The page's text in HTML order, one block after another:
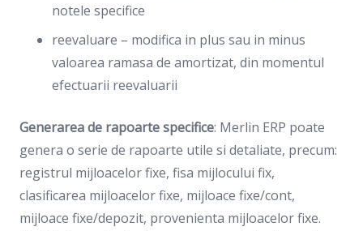
notele specifice
reevaluare – modifica in plus sau in minus
valoarea ramasa de amortizat, din momentul
efectuarii reevaluarii
Generarea de rapoarte specifice: Merlin ERP poate
genera o serie de rapoarte utile si detaliate, precum:
registrul mijloacelor fixe, fisa mijlocului fix,
clasificarea mijloacelor fixe, mijloace fixe/cont,
mijloace fixe/depozit, provenienta mijloacelor fixe.